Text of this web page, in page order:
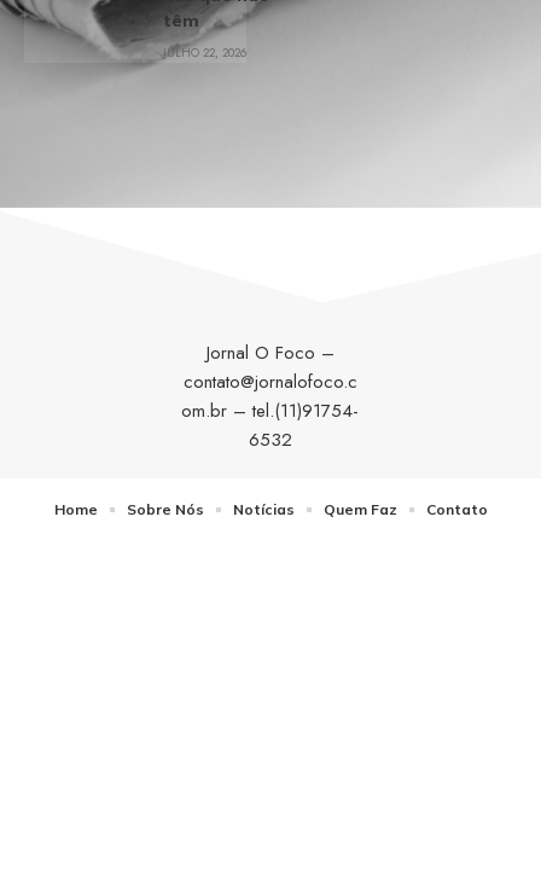
têm
JULHO 22, 2026
Jornal O Foco –
contato@jornalofoco.c
om.br – tel.(11)91754-
6532
Home Sobre Nós Notícias Quem Faz Contato